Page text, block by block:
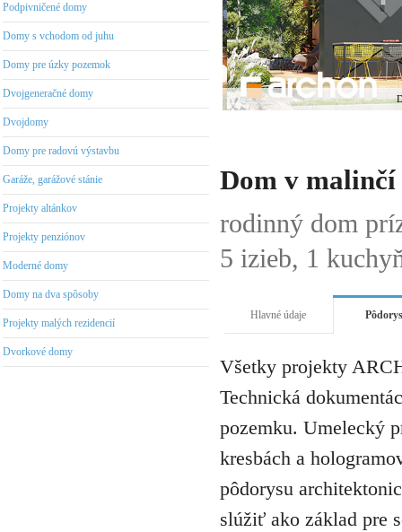
Podpivničené domy
Domy s vchodom od juhu
Domy pre úzky pozemok
Dvojgeneračné domy
Dvojdomy
Domy pre radovú výstavbu
Garáže, garážové stánie
Projekty altánkov
Projekty penziónov
Moderné domy
Domy na dva spôsoby
Projekty malých rezidencií
Dvorkové domy
Dom v
rodinný dom
5 izieb, 1
Hlavné údaje
Všetky projekty
Technická
pozemku. Umelecký
kresbách a
pôdorysu
slúžiť ako základ pre